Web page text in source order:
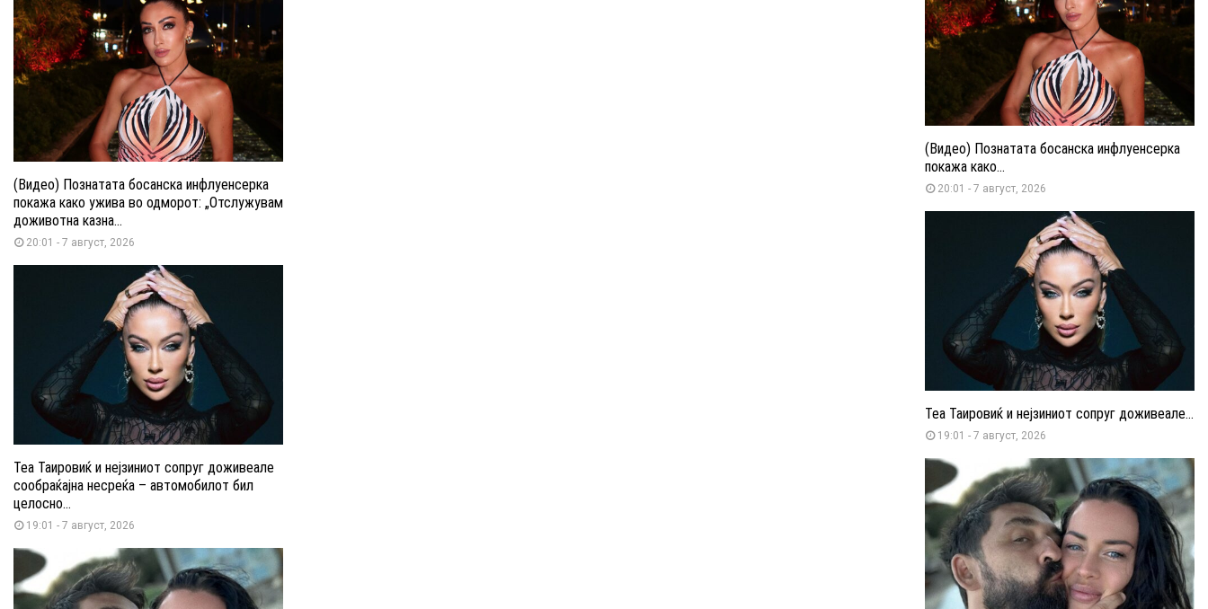
(Видео) Познатата босанска инфлуенсерка
покажа како ужива во одморот: „Отслужувам
доживотна казна...
20:01 - 7 август, 2026
Теа Таировиќ и нејзиниот сопруг доживеале
сообраќајна несреќа – автомобилот бил
целосно...
19:01 - 7 август, 2026
(Видео) Познатата босанска инфлуенсерка
покажа како...
20:01 - 7 август, 2026
Теа Таировиќ и нејзиниот сопруг доживеале...
19:01 - 7 август, 2026